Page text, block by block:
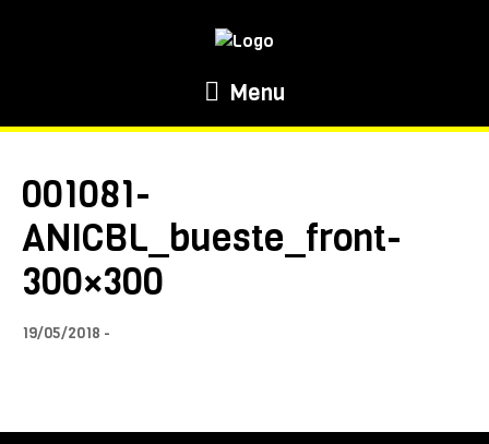
Menu
001081-
ANICBL_bueste_front-
300×300
19/05/2018